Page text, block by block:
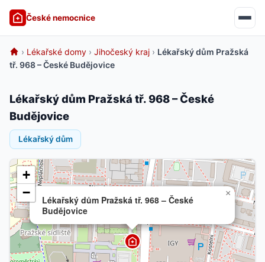
České nemocnice
› Lékařské domy › Jihočeský kraj › Lékařský dům Pražská
tř. 968 – České Budějovice
Lékařský dům Pražská tř. 968 – České
Budějovice
Lékařský dům
Lékařský dům Pražská tř. 968 – České
Budějovice
×
+
−